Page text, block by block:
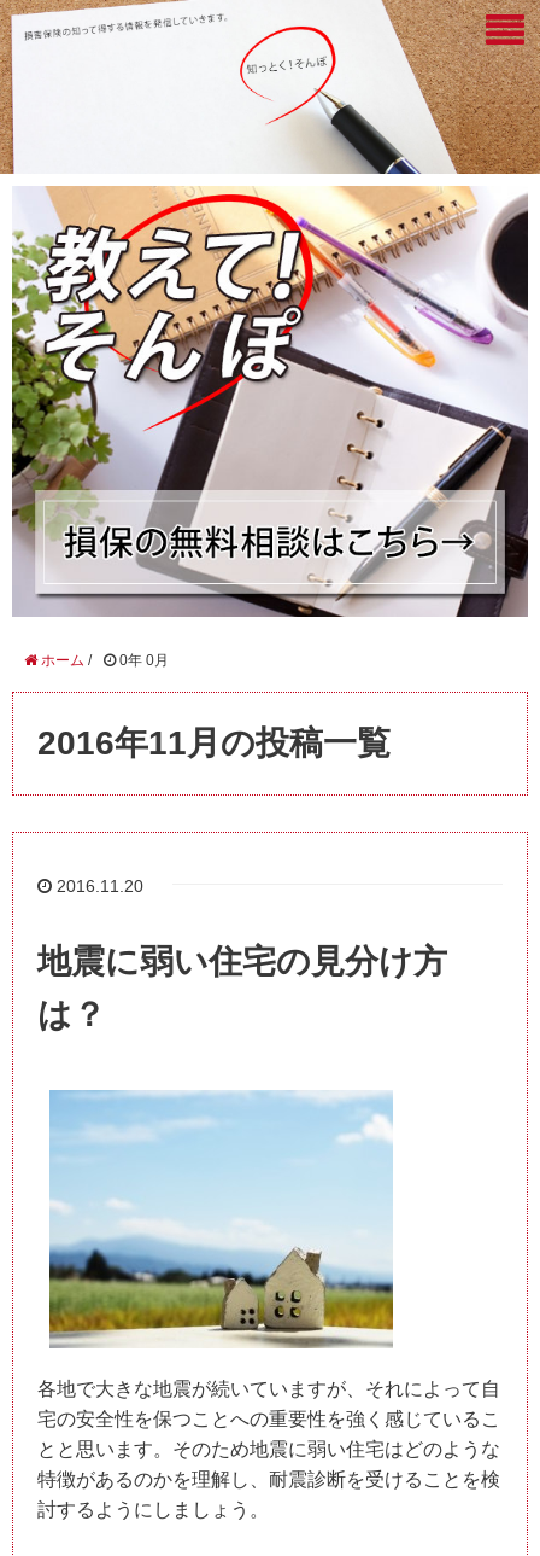
ホーム / 0年 0月
2016年11月の投稿一覧
2016.11.20
地震に弱い住宅の見分け方
は？
各地で大きな地震が続いていますが、それによって自
宅の安全性を保つことへの重要性を強く感じているこ
とと思います。そのため地震に弱い住宅はどのような
特徴があるのかを理解し、耐震診断を受けることを検
討するようにしましょう。